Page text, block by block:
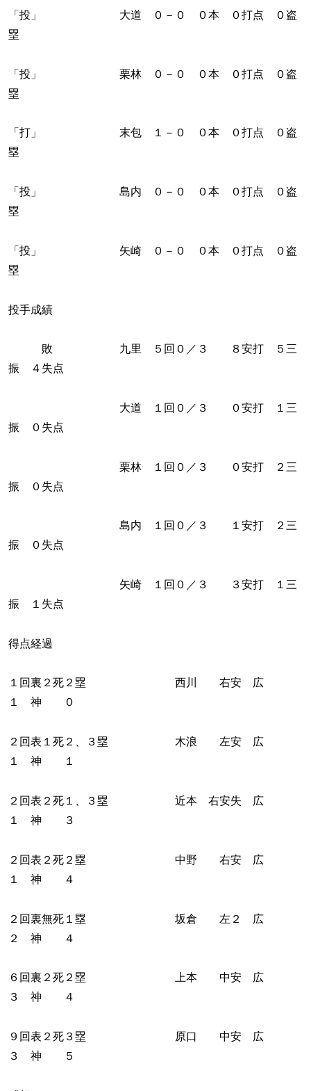
「投」 大道 ０－０ ０本 ０打点 ０盗
塁
「投」 栗林 ０－０ ０本 ０打点 ０盗
塁
「打」 末包 １－０ ０本 ０打点 ０盗
塁
「投」 島内 ０－０ ０本 ０打点 ０盗
塁
「投」 矢崎 ０－０ ０本 ０打点 ０盗
塁
投手成績
敗 九里 ５回０／３ ８安打 ５三
振 ４失点
大道 １回０／３ ０安打 １三
振 ０失点
栗林 １回０／３ ０安打 ２三
振 ０失点
島内 １回０／３ １安打 ２三
振 ０失点
矢崎 １回０／３ ３安打 １三
振 １失点
得点経過
１回裏２死２塁 西川 右安 広
１ 神 ０
２回表１死２、３塁 木浪 左安 広
１ 神 １
２回表２死１、３塁 近本 右安失 広
１ 神 ３
２回表２死２塁 中野 右安 広
１ 神 ４
２回裏無死１塁 坂倉 左２ 広
２ 神 ４
６回裏２死２塁 上本 中安 広
３ 神 ４
９回表２死３塁 原口 中安 広
３ 神 ５